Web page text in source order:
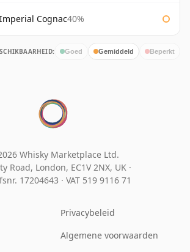
Cognac40%
Goed Gemiddeld Beperkt
Whisky Marketplace Ltd.
Road, London, EC1V 2NX, UK ·
17204643 · VAT 519 9116 71
Privacybeleid
Algemene voorwaarden